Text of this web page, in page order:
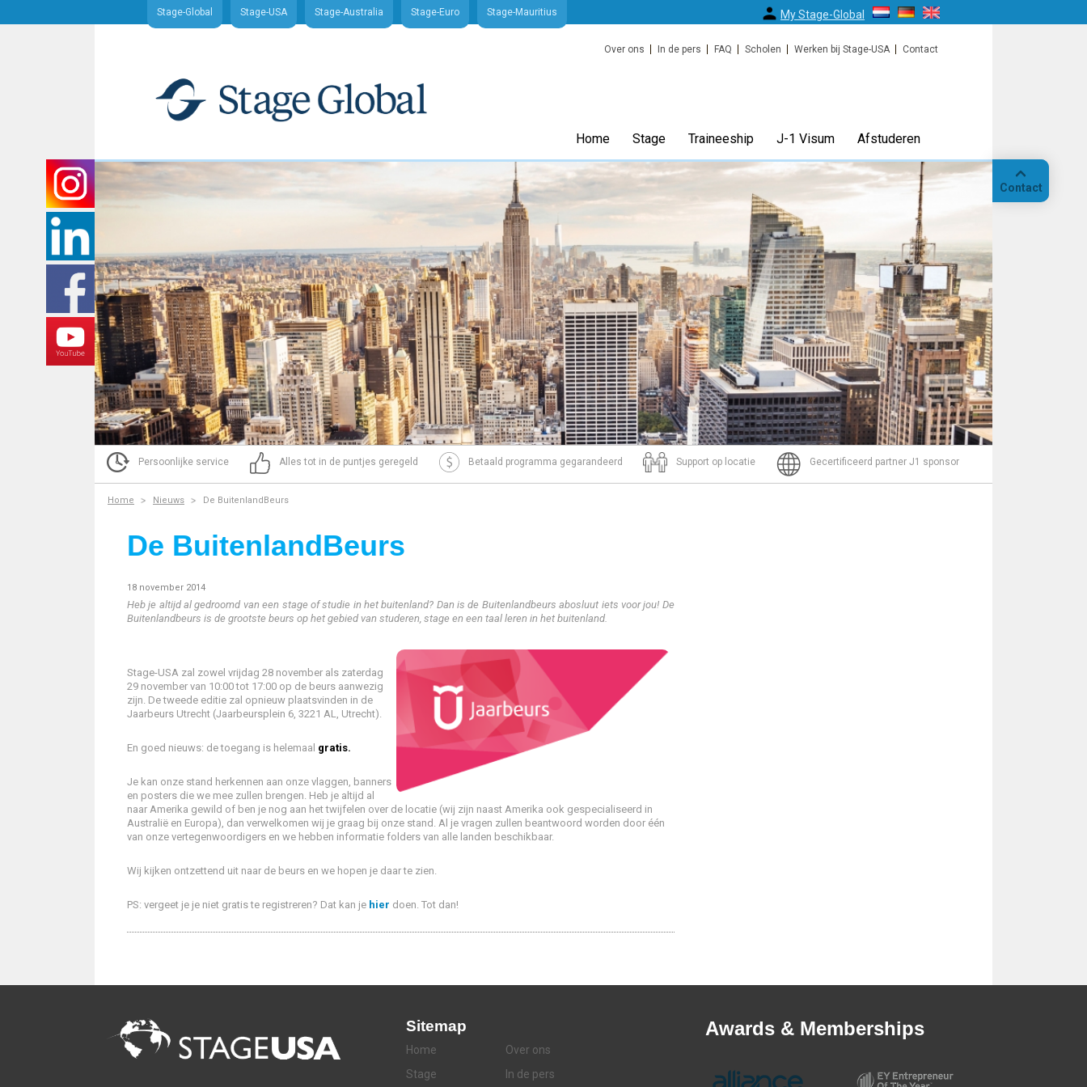
Contact
Stage-Global Stage-USA Stage-Australia Stage-Euro Stage-Mauritius My Stage-Global
Over ons In de pers FAQ Scholen Werken bij Stage-USA Contact
Home Stage Traineeship J-1 Visum Afstuderen
Persoonlijke service Alles tot in de puntjes geregeld Betaald programma gegarandeerd Support op locatie Gecertificeerd partner J1 sponsor
Home Nieuws De BuitenlandBeurs
De BuitenlandBeurs
18 november 2014
Heb je altijd al gedroomd van een stage of studie in het buitenland? Dan is de Buitenlandbeurs abosluut iets voor jou! De
Buitenlandbeurs is de grootste beurs op het gebied van studeren, stage en een taal leren in het buitenland.
Stage-USA zal zowel vrijdag 28 november als zaterdag
29 november van 10:00 tot 17:00 op de beurs aanwezig
zijn. De tweede editie zal opnieuw plaatsvinden in de
Jaarbeurs Utrecht (Jaarbeursplein 6, 3221 AL, Utrecht).
En goed nieuws: de toegang is helemaal gratis.
Je kan onze stand herkennen aan onze vlaggen, banners
en posters die we mee zullen brengen. Heb je altijd al
naar Amerika gewild of ben je nog aan het twijfelen over de locatie (wij zijn naast Amerika ook gespecialiseerd in
Australië en Europa), dan verwelkomen wij je graag bij onze stand. Al je vragen zullen beantwoord worden door één
van onze vertegenwoordigers en we hebben informatie folders van alle landen beschikbaar.
Wij kijken ontzettend uit naar de beurs en we hopen je daar te zien.
PS: vergeet je je niet gratis te registreren? Dat kan je hier doen. Tot dan!
Sitemap
Home
Stage
Over ons
In de pers
Awards & Memberships